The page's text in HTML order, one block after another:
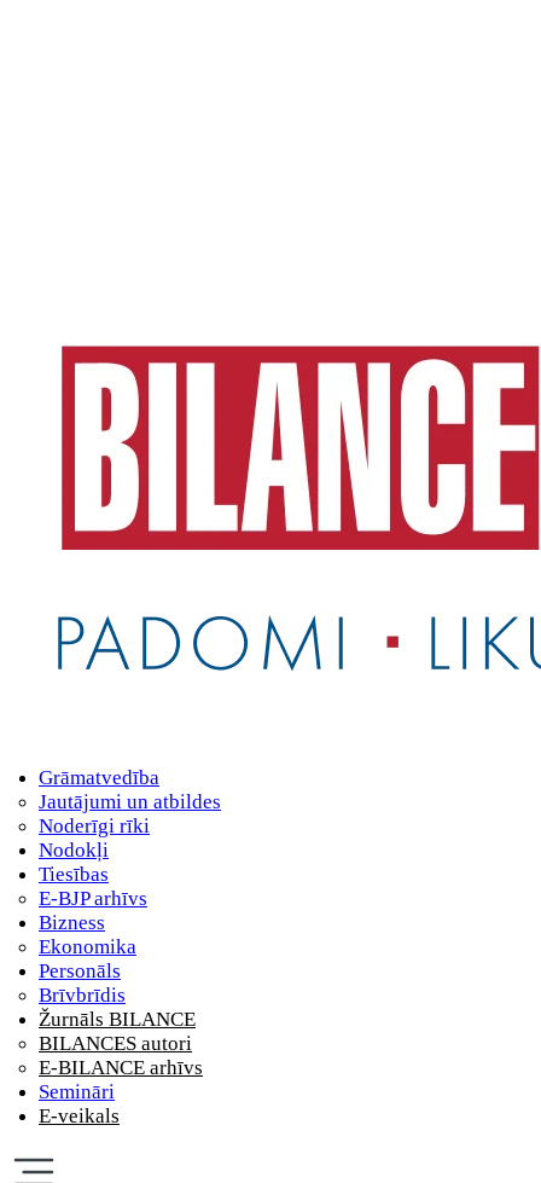
Grāmatvedība
Jautājumi un atbildes
Noderīgi rīki
Nodokļi
Tiesības
E-BJP arhīvs
Bizness
Ekonomika
Personāls
Brīvbrīdis
Žurnāls BILANCE
BILANCES autori
E-BILANCE arhīvs
Semināri
E-veikals